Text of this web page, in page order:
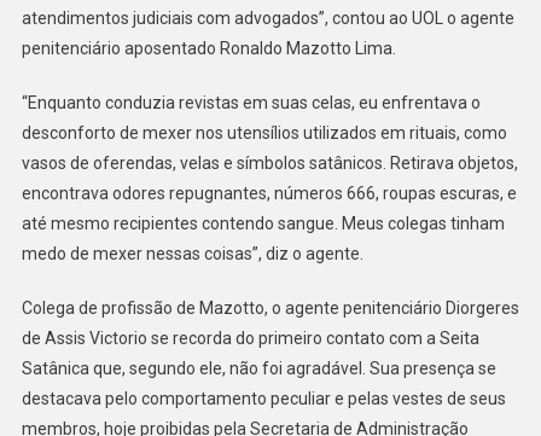
atendimentos judiciais com advogados”, contou ao UOL o agente
penitenciário aposentado Ronaldo Mazotto Lima.
“Enquanto conduzia revistas em suas celas, eu enfrentava o
desconforto de mexer nos utensílios utilizados em rituais, como
vasos de oferendas, velas e símbolos satânicos. Retirava objetos,
encontrava odores repugnantes, números 666, roupas escuras, e
até mesmo recipientes contendo sangue. Meus colegas tinham
medo de mexer nessas coisas”, diz o agente.
Colega de profissão de Mazotto, o agente penitenciário Diorgeres
de Assis Victorio se recorda do primeiro contato com a Seita
Satânica que, segundo ele, não foi agradável. Sua presença se
destacava pelo comportamento peculiar e pelas vestes de seus
membros, hoje proibidas pela Secretaria de Administração